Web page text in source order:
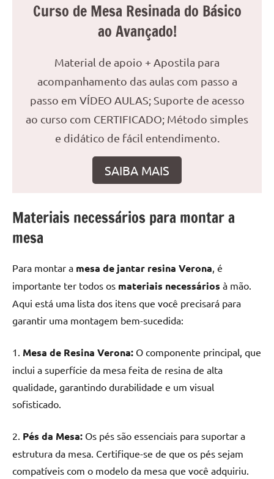
lugares,
precisa
para
seu
com
peças
únicas.
conteúdo
é
focado
em
apresentar
melhores
práticas
e
Curso de Mesa Resinada do Básico
ao Avançado!
Material de apoio + Apostila para
acompanhamento das aulas com passo a
passo em VÍDEO AULAS; Suporte de acesso
ao curso com CERTIFICADO; Método simples
e didático de fácil entendimento.
SAIBA MAIS
Materiais necessários para montar a
mesa
Para montar a mesa de jantar resina Verona, é
importante ter todos os materiais necessários à mão.
Aqui está uma lista dos itens que você precisará para
garantir uma montagem bem-sucedida:
1. Mesa de Resina Verona: O componente principal, que
inclui a superfície da mesa feita de resina de alta
qualidade, garantindo durabilidade e um visual
sofisticado.
2. Pés da Mesa: Os pés são essenciais para suportar a
estrutura da mesa. Certifique-se de que os pés sejam
compatíveis com o modelo da mesa que você adquiriu.